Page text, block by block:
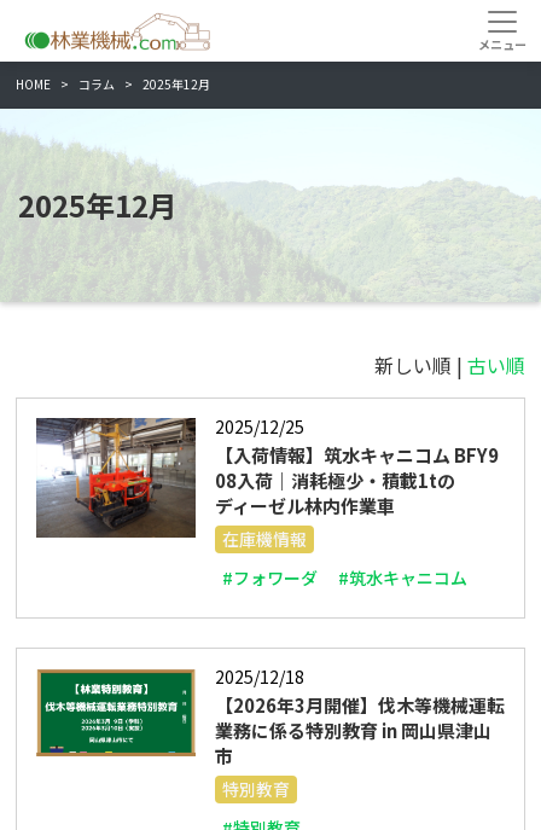
HOME コラム 2025年12月
2025年12月
新しい順 | 古い順
2025/12/25
【入荷情報】筑水キャニコム BFY9
08入荷｜消耗極少・積載1tの
ディーゼル林内作業車
在庫機情報
#フォワーダ
#筑水キャニコム
2025/12/18
【2026年3月開催】伐木等機械運転
業務に係る特別教育 in 岡山県津山
市
特別教育